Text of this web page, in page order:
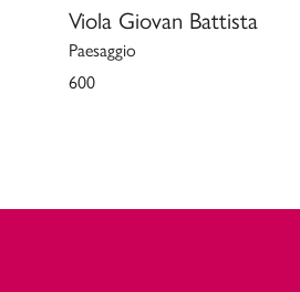
Viola Giovan Battista
Paesaggio
600